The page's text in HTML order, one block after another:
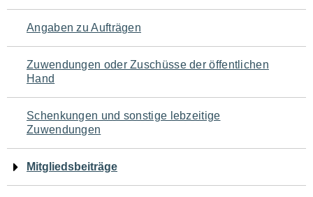
Angaben zu Aufträgen
Zuwendungen oder Zuschüsse der öffentlichen
Hand
Schenkungen und sonstige lebzeitige
Zuwendungen
Mitgliedsbeiträge